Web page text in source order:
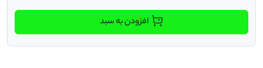
افزودن به سبد